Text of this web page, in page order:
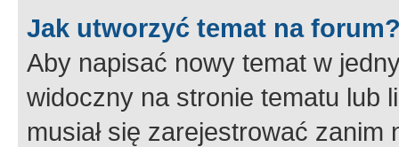
Jak utworzyć temat na
Aby napisać nowy temat w
widoczny na stronie tematu lub
musiał się zarejestrować